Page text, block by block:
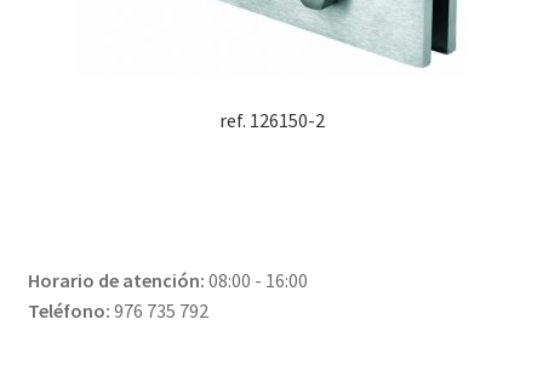
ref. 126150-2
Horario de atención: 08:00 - 16:00
Teléfono: 976 735 792